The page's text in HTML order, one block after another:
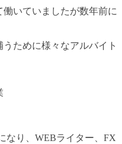
いていましたが数年前に
ために様々なアルバイト
なり、WEBライター、FX